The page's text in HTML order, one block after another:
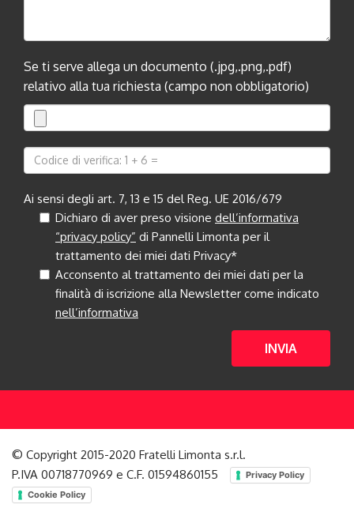
Se ti serve allega un documento (.jpg,.png,.pdf)
relativo alla tua richiesta (campo non obbligatorio)
Ai sensi degli art. 7, 13 e 15 del Reg. UE 2016/679
Dichiaro di aver preso visione dell’informativa
“privacy policy” di Pannelli Limonta per il
trattamento dei miei dati Privacy*
Acconsento al trattamento dei miei dati per la
finalità di iscrizione alla Newsletter come indicato
nell’informativa
INVIA
© Copyright 2015-2020 Fratelli Limonta s.r.l.
P.IVA 00718770969 e C.F. 01594860155
Privacy Policy
Cookie Policy